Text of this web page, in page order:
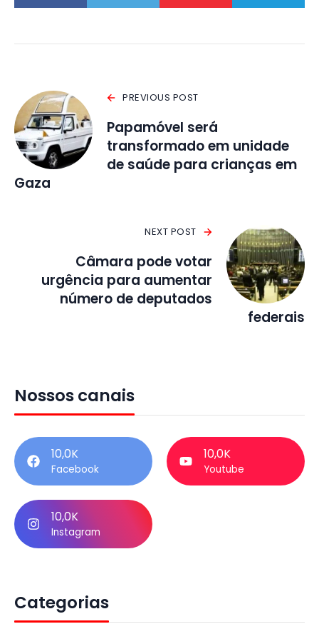
PREVIOUS POST
Papamóvel será
transformado em unidade
de saúde para crianças em
Gaza
NEXT POST
Câmara pode votar
urgência para aumentar
número de deputados
federais
Nossos canais
10,0K
Facebook
10,0K
Youtube
10,0K
Instagram
Categorias